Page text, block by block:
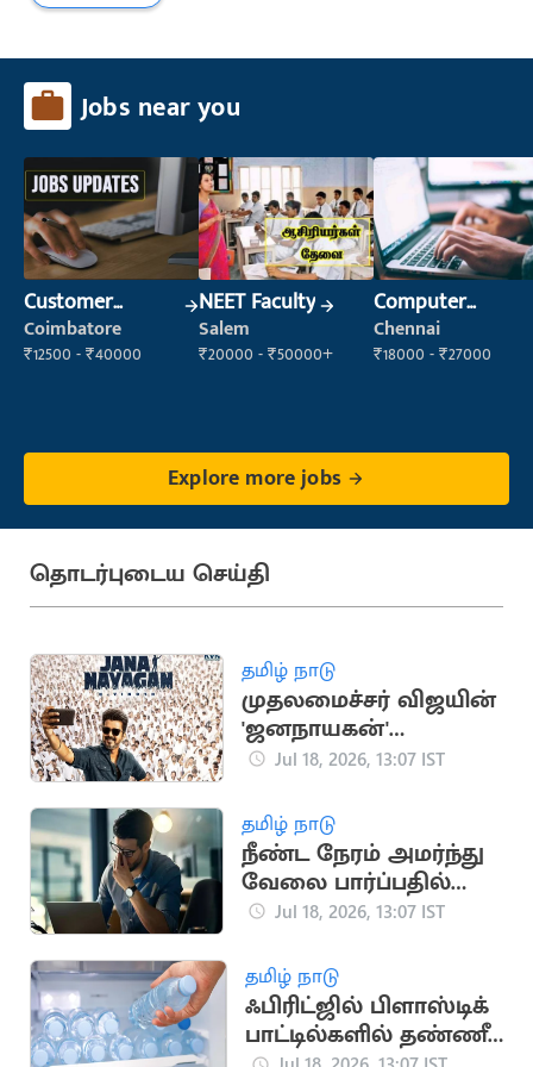
Jobs near you
Customer
Support Officer
Coimbatore
₹12500 - ₹40000
NEET Faculty
Salem
₹20000 - ₹50000+
Computer
Operator
Chennai
₹18000 - ₹27000
Explore more jobs
தொடர்புடைய செய்தி
தமிழ் நாடு
முதலமைச்சர் விஜயின்
'ஜனநாயகன்'
படத்திற்கான
தொடங்கியது
Jul 18, 2026, 13:07 IST
தமிழ் நாடு
நீண்ட நேரம் அமர்ந்து
வேலை பார்ப்பதில்
மறைந்திருக்கும்
Jul 18, 2026, 13:07 IST
தமிழ் நாடு
ஃபிரிட்ஜில் பிளாஸ்டிக்
பாட்டில்களில் தண்ணீர்